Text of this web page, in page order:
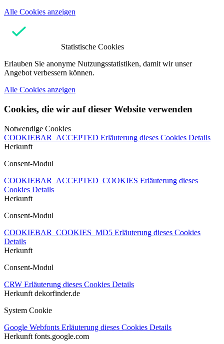
Alle Cookies anzeigen
Statistische Cookies
Erlauben Sie anonyme Nutzungsstatistiken, damit wir unser
Angebot verbessern können.
Alle Cookies anzeigen
Cookies, die wir auf dieser Website verwenden
Notwendige Cookies
COOKIEBAR_ACCEPTED Erläuterung dieses Cookies Details
Herkunft
Consent-Modul
COOKIEBAR_ACCEPTED_COOKIES Erläuterung dieses
Cookies Details
Herkunft
Consent-Modul
COOKIEBAR_COOKIES_MD5 Erläuterung dieses Cookies
Details
Herkunft
Consent-Modul
CRW Erläuterung dieses Cookies Details
Herkunft dekorfinder.de
System Cookie
Google Webfonts Erläuterung dieses Cookies Details
Herkunft fonts.google.com